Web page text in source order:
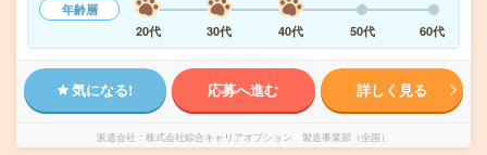
年齢層
20代
30代 40代 50代 60代
気になる! 応募へ進む 詳しく見る
派遣会社 株式会社綜合キャリアオプション 製造事業部（全国）